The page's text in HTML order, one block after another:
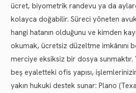
ücret, biyometrik randevu ya da
kolayca doğabilir. Süreci yöneten
hangi hatanın olduğunu ve kimden
okumak, ücretsiz düzeltme imkânını
merciye eksiksiz bir dosya
beş eyaletteki ofis yapısı,
yakın hukuki destek sunar: Plano